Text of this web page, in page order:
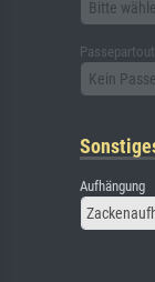
Bitte
Passepartout
Kein
Aufhängung